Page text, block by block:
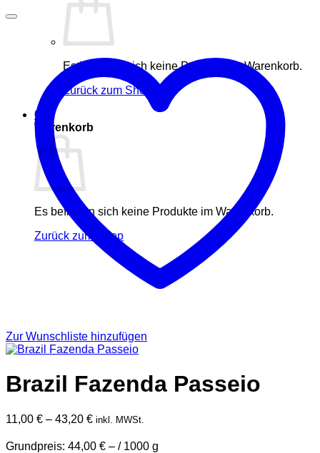
Es befinden sich keine Produkte im Warenkorb.
Zurück zum Shop
0
Warenkorb
Es befinden sich keine Produkte im Warenkorb.
Zurück zum Shop
Zur Wunschliste hinzufügen
Brazil Fazenda Passeio
11,00 € – 43,20 € inkl. MWSt.
Grundpreis: 44,00 € – / 1000 g